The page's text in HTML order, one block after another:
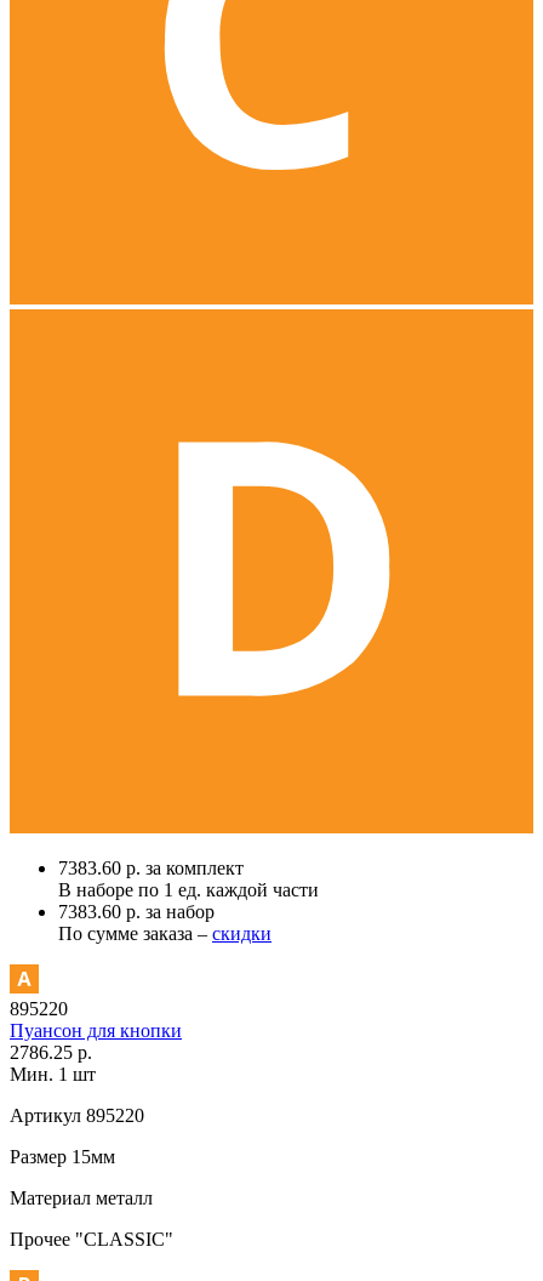
7383.60 р. за комплект
В наборе по 1 ед. каждой части
7383.60 р. за набор
По сумме заказа – скидки
895220
Пуансон для кнопки
2786.25 р.
Мин. 1 шт
Артикул 895220
Размер 15мм
Материал металл
Прочее "CLASSIC"